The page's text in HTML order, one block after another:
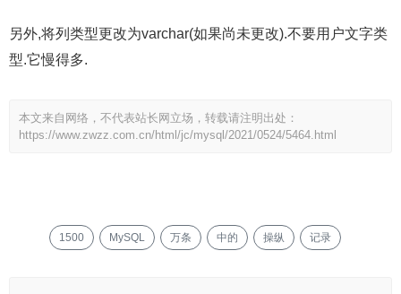
另外,将列类型更改为varchar(如果尚未更改).不要用户文字类
型.它慢得多.
本文来自网络，不代表站长网立场，转载请注明出处：
https://www.zwzz.com.cn/html/jc/mysql/2021/0524/5464.html
1500 MySQL 万条 中的 操纵 记录